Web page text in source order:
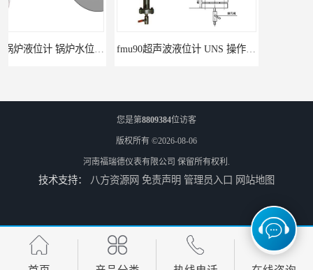
fmu90超声波液位计 UNS 操作简单
云南高加智能锅炉汽包液位计 窑头窑尾液位计 性能稳定 甘肃高温高压型液位变送器 川仪液位计
您是第8809384位访客
版权所有 ©2026-08-06
河南福瑞德仪表有限公司 保留所有权利.
技术支持： 八方资源网 免责声明 管理员入口 网站地图